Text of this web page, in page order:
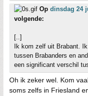
Op dinsdag 24
volgende:
[..]
Ik kom zelf uit Brabant.
tussen Brabanders en
een significant verschil
Oh ik zeker wel. Kom
soms zelfs in Friesland